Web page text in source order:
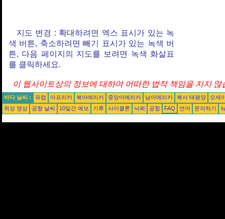
지도 변경 : 확대하려면 엑스 표시가 있는 녹
색 버튼, 축소하려면 빼기 표시가 있는 녹색 버
튼, 다음 페이지의 지도를 보려면 녹색 화살표
를 클릭하세요.
이 웹사이트상의 정보에 대하여 어떠한 법적 책임을 지지 않
바다 날씨 : 유럽 아프리카 북아메리카 중앙아메리카 남아메리카 북서 태평양
오세
위성 영상
공항 날씨 10일간 예보 기후 사이클론 낙뢰 공항 FAQ 언어 문의하기